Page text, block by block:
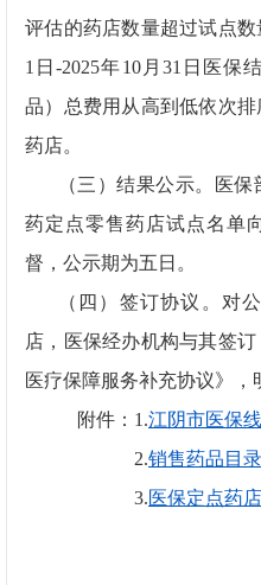
评估的药店数量超过试点
1 日-2025年10月 31 日医保
品）总费用从高到低依次
药店。
（三）结果公示。医
药定点零售药店试点名单
督，公示期为五日。
（四）签订协议。对
店，医保经办机构与其签
医疗保障服务补充协议》，
附件： 1.江阴市医保
2.销售药品目
3.医保定点药